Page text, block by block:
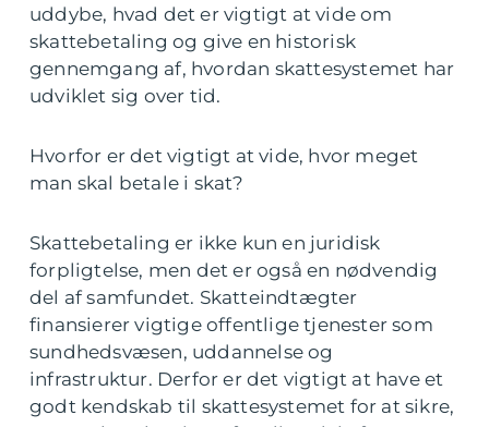
uddybe, hvad det er vigtigt at vide om
skattebetaling og give en historisk
gennemgang af, hvordan skattesystemet har
udviklet sig over tid.
Hvorfor er det vigtigt at vide, hvor meget
man skal betale i skat?
Skattebetaling er ikke kun en juridisk
forpligtelse, men det er også en nødvendig
del af samfundet. Skatteindtægter
finansierer vigtige offentlige tjenester som
sundhedsvæsen, uddannelse og
infrastruktur. Derfor er det vigtigt at have et
godt kendskab til skattesystemet for at sikre,